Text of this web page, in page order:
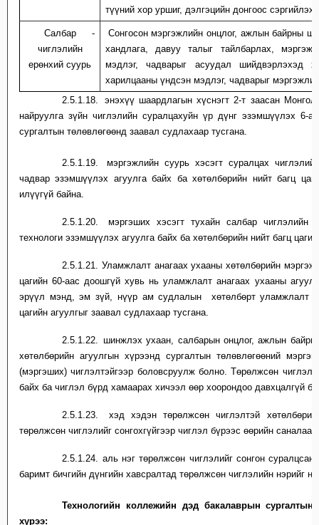
түүний хор уршиг, дэлгэцийн донгоос сэргийлэх
Салбар
чиглэлийн
ерөнхий суурь
- Сонгосон мэргэжлийн онцлог, ажлын байрны
хандлага, давуу талыг тайлбарлах,
мэдлэг, чадварыг асуудал шийдвэрлэхэд
харилцааны үндсэн мэдлэг, чадварыг
2.5.1.18.
энэхүү шаардлагын хүснэгт 2-т заасан
найруулга зүйн чиглэлийн суралцахуйн үр дүнг эзэмшүүлэх 6-аа
сургалтын төлөвлөгөөнд заавал судлахаар тусгана.
2.5.1.19. мэргэжлийн суурь хэсэгт суралцах
чадвар эзэмшүүлэх агуулга байх бахөтөлбөрийн нийт багц
илүүгүй байна.
2.5.1.20. мэргэших хэсэгт тухайн салбар чиглэлийн
технологи эзэмшүүлэх агуулга байх ба хөтөлбөрийн нийт багц
2.5.1.21.
Уламжлалт анагаах ухааны хөтөлбөрийн
цагийн 60-аас доошгүй хувь нь уламжлалт анагаах ухааны
эрүүл мэнд, эм зүй, нүүр ам судлалын
хөтөлбөрт уламжлалт
цагийн агуулгыг заавал судлахаар тусгана.
2.5.1.22. шинжлэх ухаан, салбарын онцлог, ажлын
хөтөлбөрийн агуулгын хүрээнд сургалтын төлөвлөгөөний
(мэргэших) чиглэлтэйгээр бoлoвcpyyлж болно.Төрөлжсөн чиглэл
байх ба чиглэл бүрд хамаарах хичээл өөр хоорондоо давхцалгүй
2.5.1.23. хэд хэдэн төрөлжсөн чиглэлтэй
төрөлжсөн чиглэлийг сонгохгүйгээр чиглэл бүрээс өөрийн
2.5.1.24. аль нэг төрөлжсөн чиглэлийг сонгон суралцсан
баримт бичгийн дүнгийн хавсралтад төрөлжсөн чиглэлийн нэрийг
Технологийн коллежийн дэд бакалаврын сургалтын
хүрээ: